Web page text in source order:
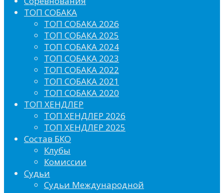
ТОП СОБАКА
ТОП СОБАКА 2026
ТОП СОБАКА 2025
ТОП СОБАКА 2024
ТОП СОБАКА 2023
ТОП СОБАКА 2022
ТОП СОБАКА 2021
ТОП СОБАКА 2020
ТОП ХЕНДЛЕР
ТОП ХЕНДЛЕР 2026
ТОП ХЕНДЛЕР 2025
Состав БКО
Клубы
Комиссии
Судьи
Судьи Международной